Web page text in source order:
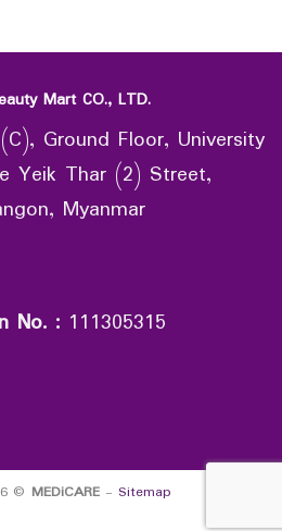
Mart CO., LTD.
Ground Floor, University
Yeik Thar (2) Street,
Myanmar
No. : 111305315
© MEDiCARE- Sitemap